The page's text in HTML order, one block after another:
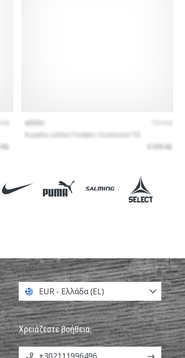
EUR - Ελλάδα (EL)
Χρειάζεστε βοήθεια;
+302111996496